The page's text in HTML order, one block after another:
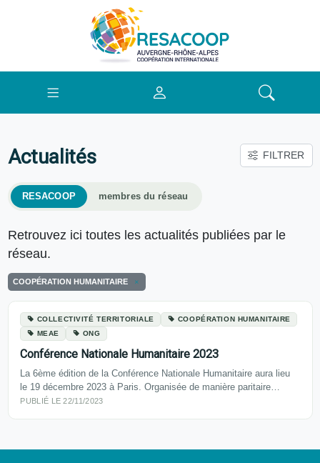
Actualités FILTRER
RESACOOP membres du réseau
Retrouvez ici toutes les actualités publiées par le
réseau.
COOPÉRATION HUMANITAIRE
COLLECTIVITÉ TERRITORIALE
COOPÉRATION HUMANITAIRE
MEAE
ONG
Conférence Nationale Humanitaire 2023
La 6ème édition de la Conférence Nationale Humanitaire aura lieu
le 19 décembre 2023 à Paris. Organisée de manière paritaire…
PUBLIÉ LE 22/11/2023